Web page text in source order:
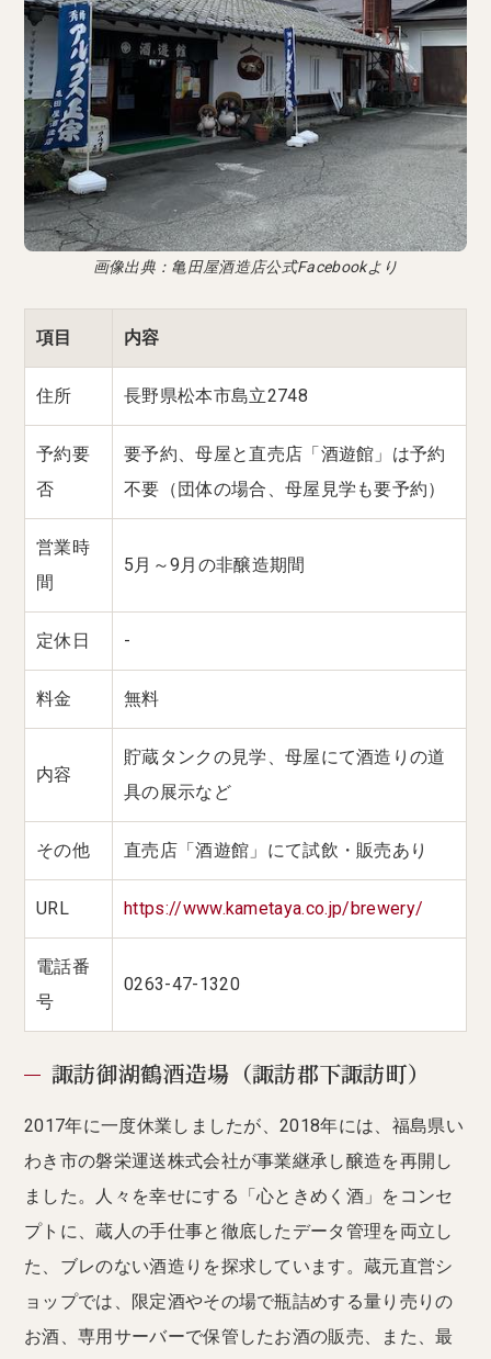
画像出典：亀田屋酒造店公式Facebookより
項目 内容
住所 長野県松本市島立2748
予約要
否
要予約、母屋と直売店「酒遊館」は予約
不要（団体の場合、母屋見学も要予約）
営業時
間
5月～9月の非醸造期間
定休日 -
料金 無料
内容
貯蔵タンクの見学、母屋にて酒造りの道
具の展示など
その他 直売店「酒遊館」にて試飲・販売あり
URL https://www.kametaya.co.jp/brewery/
電話番
号
0263-47-1320
諏訪御湖鶴酒造場（諏訪郡下諏訪町）
2017年に一度休業しましたが、2018年には、福島県い
わき市の磐栄運送株式会社が事業継承し醸造を再開し
ました。人々を幸せにする「心ときめく酒」をコンセ
プトに、蔵人の手仕事と徹底したデータ管理を両立し
た、ブレのない酒造りを探求しています。蔵元直営シ
ョップでは、限定酒やその場で瓶詰めする量り売りの
お酒、専用サーバーで保管したお酒の販売、また、最